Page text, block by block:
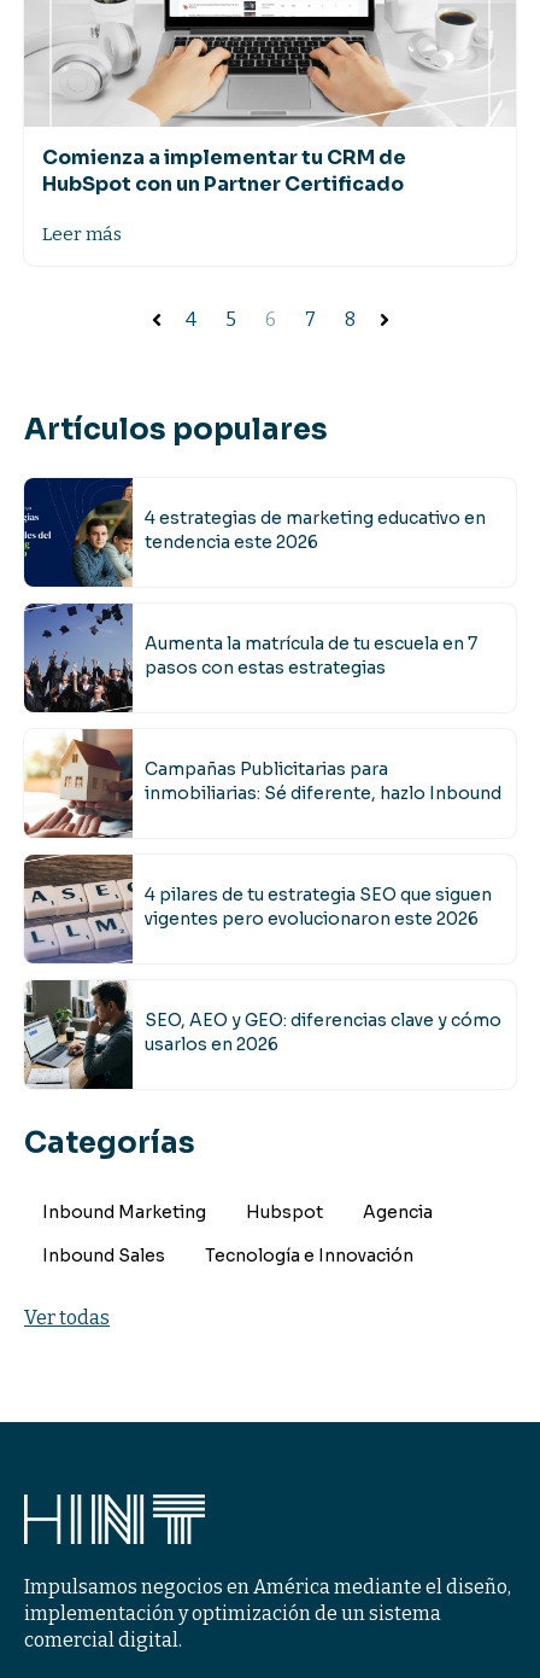
Comienza a implementar tu CRM de
HubSpot con un Partner Certificado
Leer más
4 5 6 7 8
Artículos populares
4 estrategias de marketing educativo en
tendencia este 2026
Aumenta la matrícula de tu escuela en 7
pasos con estas estrategias
Campañas Publicitarias para
inmobiliarias: Sé diferente, hazlo Inbound
4 pilares de tu estrategia SEO que siguen
vigentes pero evolucionaron este 2026
SEO, AEO y GEO: diferencias clave y cómo
usarlos en 2026
Categorías
Inbound Marketing Hubspot
Agencia
Inbound Sales
Tecnología e Innovación
Ver todas
Impulsamos negocios en América mediante el diseño,
implementación y optimización de un sistema
comercial digital.